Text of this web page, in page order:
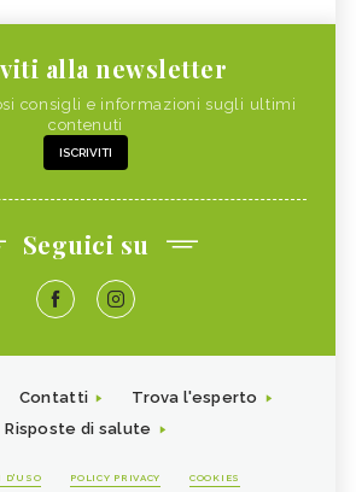
alla newsletter
consigli e informazioni sugli ultimi
contenuti
ISCRIVITI
Seguici su
Contatti
Trova l'esperto
Risposte di salute
D'USO POLICY PRIVACY COOKIES